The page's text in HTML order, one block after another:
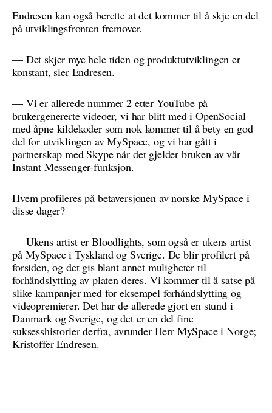
Endresen kan også berette at det kommer til å skje en del
på utviklingsfronten fremover.
— Det skjer mye hele tiden og produktutviklingen er
konstant, sier Endresen.
— Vi er allerede nummer 2 etter YouTube på
brukergenererte videoer, vi har blitt med i OpenSocial
med åpne kildekoder som nok kommer til å bety en god
del for utviklingen av MySpace, og vi har gått i
partnerskap med Skype når det gjelder bruken av vår
Instant Messenger-funksjon.
Hvem profileres på betaversjonen av norske MySpace i
disse dager?
— Ukens artist er Bloodlights, som også er ukens artist
på MySpace i Tyskland og Sverige. De blir profilert på
forsiden, og det gis blant annet muligheter til
forhåndslytting av platen deres. Vi kommer til å satse på
slike kampanjer med for eksempel forhåndslytting og
videopremierer. Det har de allerede gjort en stund i
Danmark og Sverige, og det er en del fine
suksesshistorier derfra, avrunder Herr MySpace i Norge;
Kristoffer Endresen.